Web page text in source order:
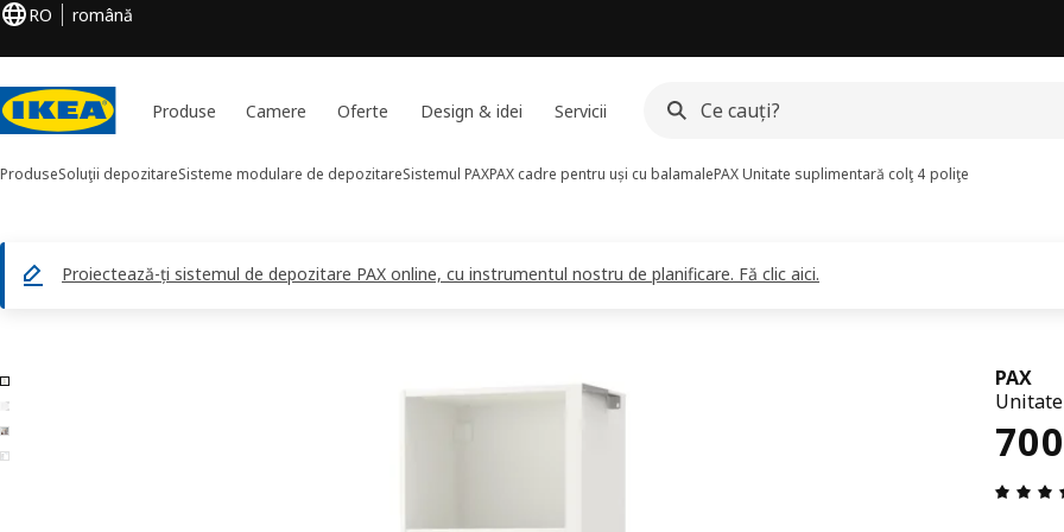
RO română
Produse Camere Oferte Design & idei Servicii
ProduseSoluţii depozitareSisteme modulare de depozitareSistemul PAXPAX cadre pentru uși cu balamalePAXUnitate suplimentară colţ 4 poliţe
Proiectează-ți sistemul de depozitare PAX online, cu instrumentul nostru de planificare. Fă clic aici.
4 PAX imagini
imaginile
PAX
700